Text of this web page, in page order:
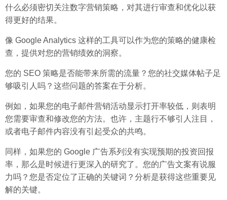
什么必须密切关注数字营销策略，对其进行审查和优化以获
得更好的结果。
像 Google Analytics 这样的工具可以作为您的策略的健康检
查，提供对您的营销绩效的洞察。
您的 SEO 策略是否能带来所需的流量？您的社交媒体帖子足
够吸引人吗？这些问题的答案在于分析。
例如，如果您的电子邮件营销活动显示打开率较低，则表明
您需要审查和修改您的方法。也许，主题行不够引人注目，
或者电子邮件内容没有引起受众的共鸣。
同样，如果您的 Google 广告系列没有实现预期的投资回报
率，那么是时候进行更深入的研究了。您的广告文案有说服
力吗？您是否定位了正确的关键词？分析是获得这些重要见
解的关键。